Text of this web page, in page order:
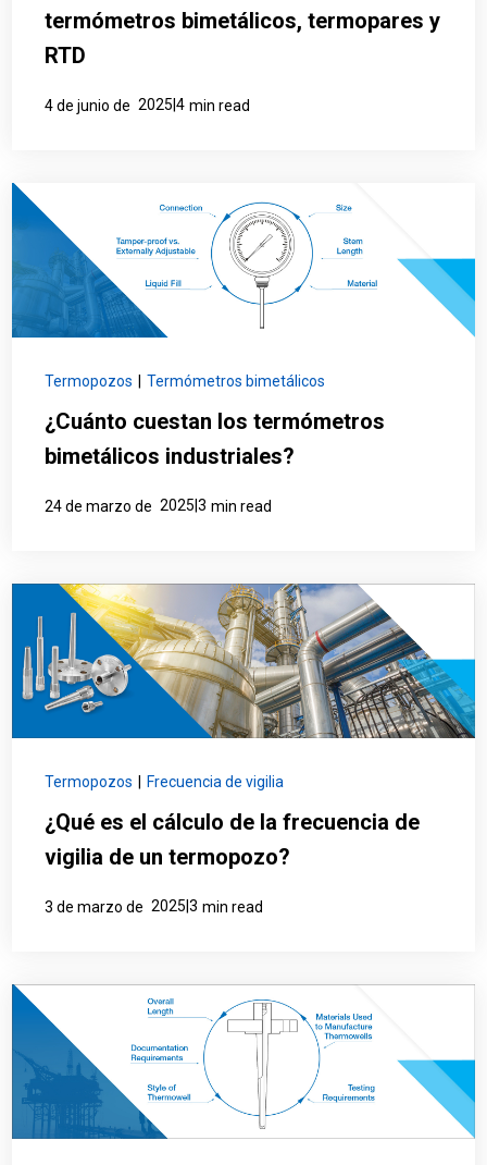
termómetros bimetálicos, termopares y
RTD
4 de junio de 2025|4 min read
Termopozos Termómetros bimetálicos
¿Cuánto cuestan los termómetros
bimetálicos industriales?
24 de marzo de 2025|3 min read
Termopozos Frecuencia de vigilia
¿Qué es el cálculo de la frecuencia de
vigilia de un termopozo?
3 de marzo de 2025|3 min read